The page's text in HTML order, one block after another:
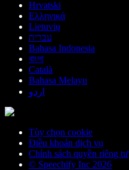
Hrvatski
Ελληνικά
Lietuvių
עברית
Bahasa Indonesia
বাংলা
Català
Bahasa Melayu
اردو
Tùy chọn cookie
Điều khoản dịch vụ
Chính sách quyền riêng tư
© Speechify Inc 2026